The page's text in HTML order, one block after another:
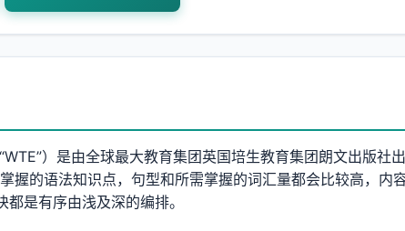
）是由全球最大教育集团英国培生教育集团朗文出版社
握的语法知识点，句型和所需掌握的词汇量都会比较高，内
是有序由浅及深的编排。